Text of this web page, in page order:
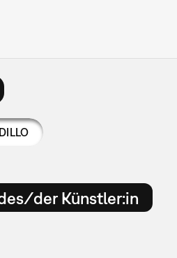
der Künstler:in